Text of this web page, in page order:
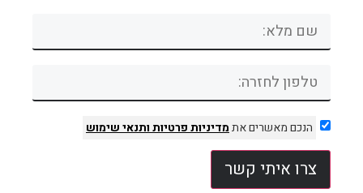
הנכם מאשרים אתמדיניות פרטיותותנאי שימוש
צרו איתי קשר